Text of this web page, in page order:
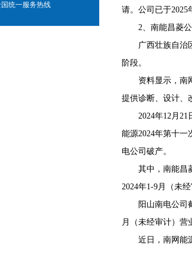
统一服务热线
请。公司已于2025
2、南能昌菱
广西壮族自治
阶段。
资料显示，南
提供诊断、设计、
2024年12月
能源2024年第十
电公司破产。
其中，南能昌
2024年1-9月（未
阳山南电公司
月（未经审计）营
近日，南网能